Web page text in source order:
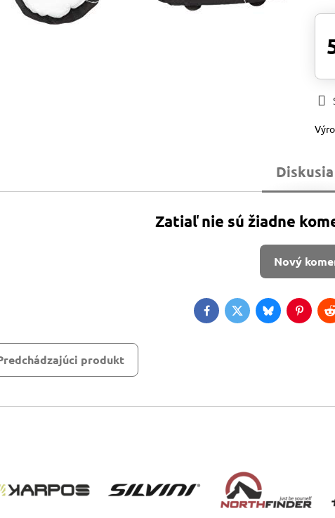
Diskusia
Zatiaľ nie sú žiadne
Nový
FacebookTwitterBluesky
produkt